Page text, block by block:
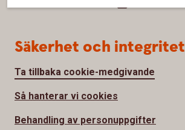
Säkerhet och integritet
Ta tillbaka cookie-medgivande
Så hanterar vi cookies
Behandling av personuppgifter